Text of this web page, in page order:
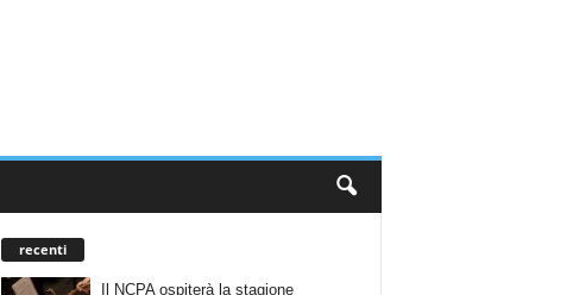
recenti
Il NCPA ospiterà la stagione